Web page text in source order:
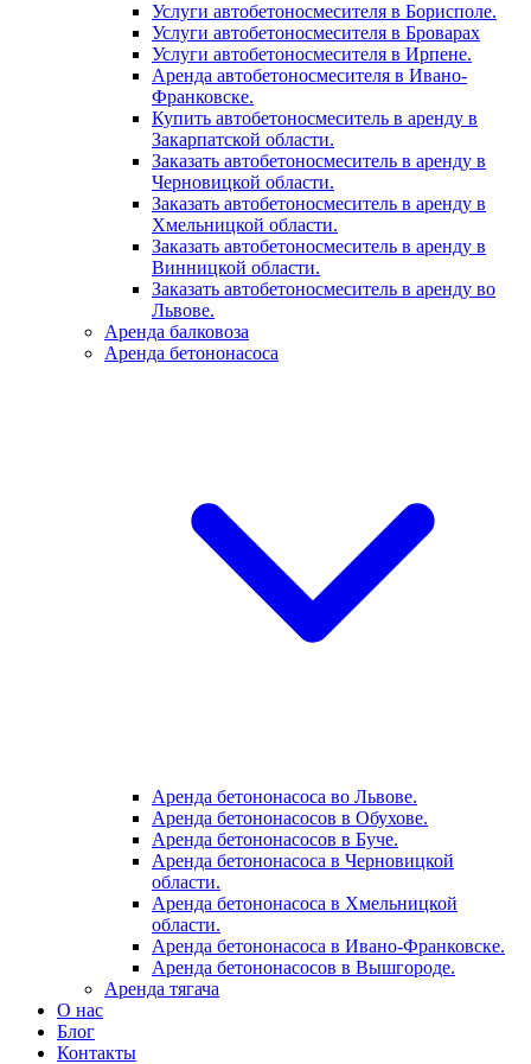
Услуги автобетоносмесителя в Борисполе.
Услуги автобетоносмесителя в Броварах
Услуги автобетоносмесителя в Ирпене.
Аренда автобетоносмесителя в Ивано-
Франковске.
Купить автобетоносмеситель в аренду в
Закарпатской области.
Заказать автобетоносмеситель в аренду в
Черновицкой области.
Заказать автобетоносмеситель в аренду в
Хмельницкой области.
Заказать автобетоносмеситель в аренду в
Винницкой области.
Заказать автобетоносмеситель в аренду во
Львове.
Аренда балковоза
Аренда бетононасоса
Аренда бетононасоса во Львове.
Аренда бетононасосов в Обухове.
Аренда бетононасосов в Буче.
Аренда бетононасоса в Черновицкой
области.
Аренда бетононасоса в Хмельницкой
области.
Аренда бетононасоса в Ивано-Франковске.
Аренда бетононасосов в Вышгороде.
Аренда тягача
О нас
Блог
Контакты